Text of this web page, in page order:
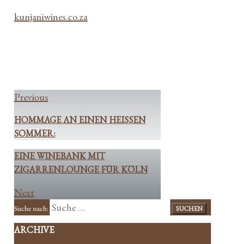
kunjaniwines.co.za
Previous
HOMMAGE AN EINEN HEISSEN S
OMMER:
EINE WINEBANK MIT
ZIGARRENLOUNGE FÜR KÖLN
Next
Suche nach:
ARCHIVE